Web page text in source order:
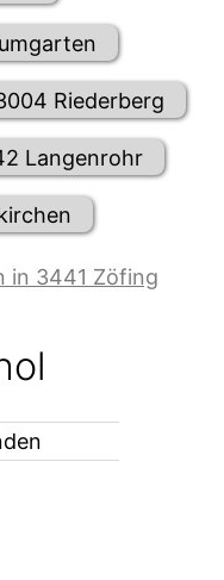
Riederberg
Langenrohr
in 3441 Zöfing